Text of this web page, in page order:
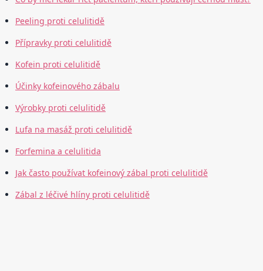
Peeling proti celulitidě
Přípravky proti celulitidě
Kofein proti celulitidě
Účinky kofeinového zábalu
Výrobky proti celulitidě
Lufa na masáž proti celulitidě
Forfemina a celulitida
Jak často používat kofeinový zábal proti celulitidě
Zábal z léčivé hlíny proti celulitidě